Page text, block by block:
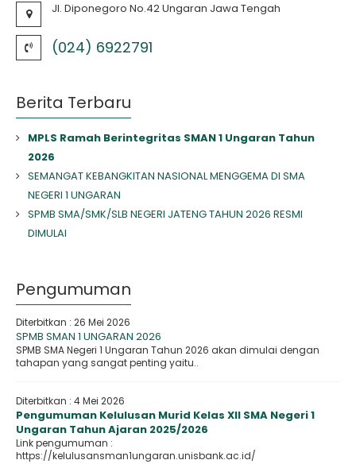
Jl. Diponegoro No.42 Ungaran Jawa Tengah
(024) 6922791
Berita Terbaru
MPLS Ramah Berintegritas SMAN 1 Ungaran Tahun
2026
SEMANGAT KEBANGKITAN NASIONAL MENGGEMA DI SMA
NEGERI 1 UNGARAN
SPMB SMA/SMK/SLB NEGERI JATENG TAHUN 2026 RESMI
DIMULAI
Pengumuman
Diterbitkan : 26 Mei 2026
SPMB SMAN 1 UNGARAN 2026
SPMB SMA Negeri 1 Ungaran Tahun 2026 akan dimulai dengan
tahapan yang sangat penting yaitu..
Diterbitkan : 4 Mei 2026
Pengumuman Kelulusan Murid Kelas XII SMA Negeri 1
Ungaran Tahun Ajaran 2025/2026
Link pengumuman :
https://kelulusansman1ungaran.unisbank.ac.id/